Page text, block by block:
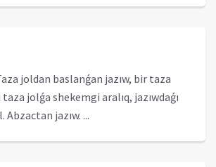
joldan baslanǵan jazıw, bir taza
jolǵa shekemgi aralıq, jazıwdaǵı
jazıw. ...